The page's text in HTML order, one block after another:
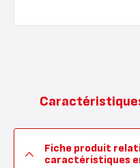
Fiche produit
caractéristiques